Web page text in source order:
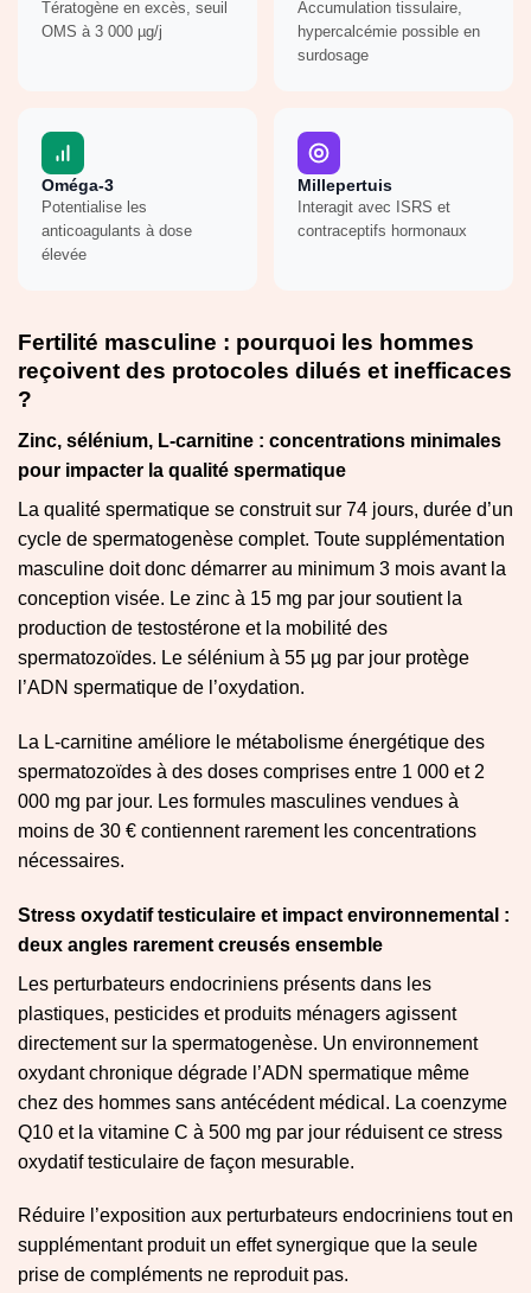
Tératogène en excès, seuil
OMS à 3 000 µg/j
Accumulation tissulaire,
hypercalcémie possible en
surdosage
Oméga-3
Potentialise les
anticoagulants à dose
élevée
Millepertuis
Interagit avec ISRS et
contraceptifs hormonaux
Fertilité masculine : pourquoi les hommes
reçoivent des protocoles dilués et inefficaces
?
Zinc, sélénium, L-carnitine : concentrations minimales
pour impacter la qualité spermatique
La qualité spermatique se construit sur 74 jours, durée d’un
cycle de spermatogenèse complet. Toute supplémentation
masculine doit donc démarrer au minimum 3 mois avant la
conception visée. Le zinc à 15 mg par jour soutient la
production de testostérone et la mobilité des
spermatozoïdes. Le sélénium à 55 µg par jour protège
l’ADN spermatique de l’oxydation.
La L-carnitine améliore le métabolisme énergétique des
spermatozoïdes à des doses comprises entre 1 000 et 2
000 mg par jour. Les formules masculines vendues à
moins de 30 € contiennent rarement les concentrations
nécessaires.
Stress oxydatif testiculaire et impact environnemental :
deux angles rarement creusés ensemble
Les perturbateurs endocriniens présents dans les
plastiques, pesticides et produits ménagers agissent
directement sur la spermatogenèse. Un environnement
oxydant chronique dégrade l’ADN spermatique même
chez des hommes sans antécédent médical. La coenzyme
Q10 et la vitamine C à 500 mg par jour réduisent ce stress
oxydatif testiculaire de façon mesurable.
Réduire l’exposition aux perturbateurs endocriniens tout en
supplémentant produit un effet synergique que la seule
prise de compléments ne reproduit pas.